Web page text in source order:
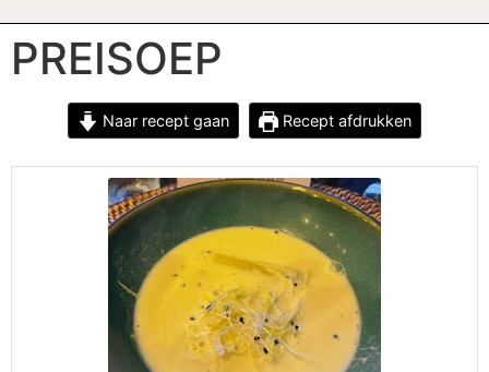
PREISOEP
Naar recept gaan Recept afdrukken